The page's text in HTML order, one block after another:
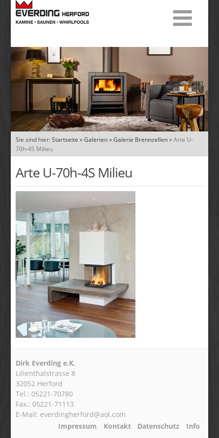
Sie sind hier:Startseite »Galerien»Galerie Brennzellen»Arte U-
70h-4S Milieu
Arte U-70h-4S Milieu
Dirk Everding e.K.
Lilienthalstrasse 8
32052 Herford
Tel.: 05221-70780
Fax.: 05221-71113
E-Mail: everdingherford@aol.com
Impressum
Kontakt Datenschutz Info